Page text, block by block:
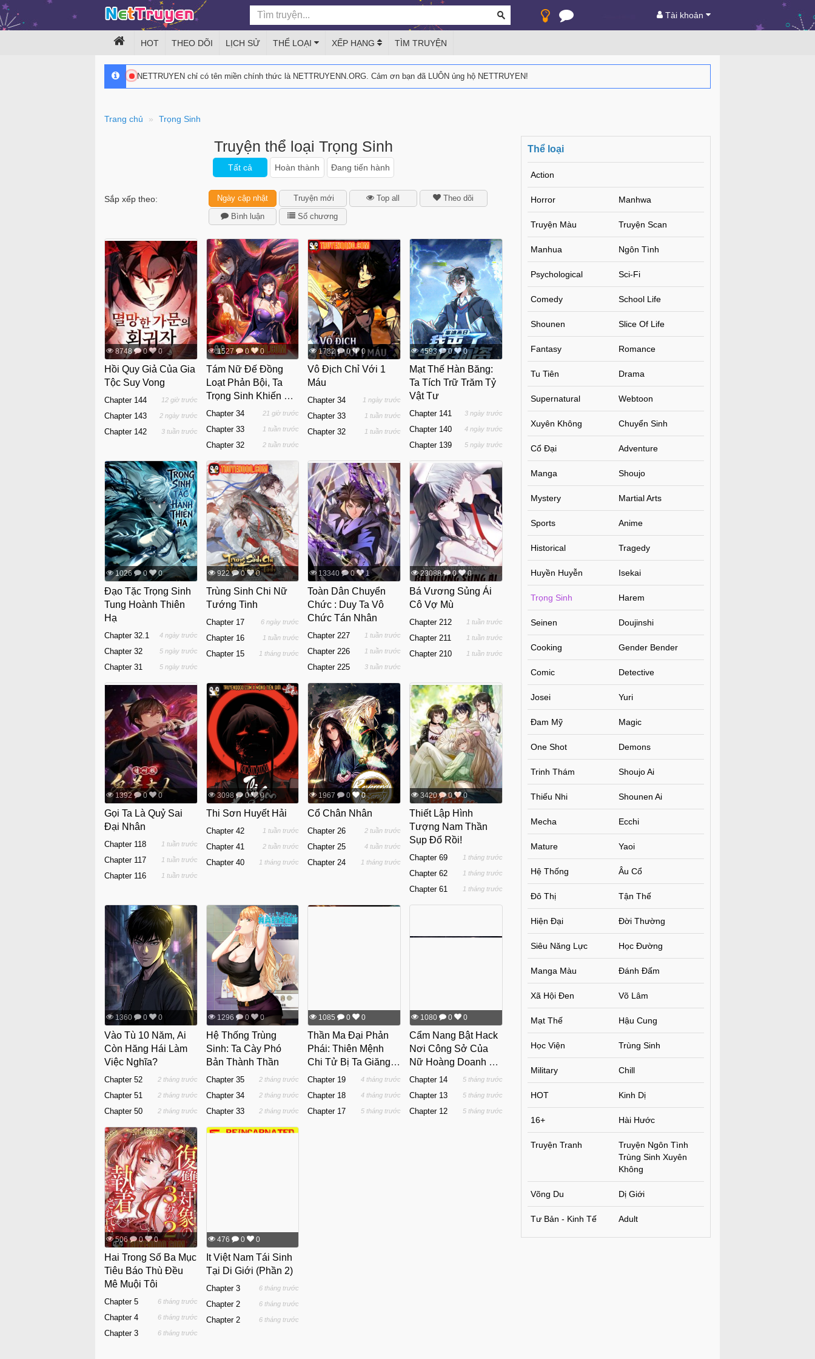
Tài khoản
HOT THEO DÕI LỊCH SỬ THỂ LOẠI XẾP HẠNG TÌM TRUYỆN
NETTRUYEN chỉ có tên miền chính thức là NETTRUYENN.ORG. Cảm ơn bạn đã LUÔN ủng hộ NETTRUYEN!
Trang chủ Trọng Sinh
Truyện thể loại Trọng Sinh
Tất cả Hoàn thành Đang tiến hành
Sắp xếp theo: Ngày cập nhật Truyện mới Top all
Theo dõi
Bình luận
Số chương
8748 0 0
Hồi Quy Giả Của Gia
Tộc Suy Vong
Chapter 144 12 giờ trước
Chapter 143 2 ngày trước
Chapter 142 3 tuần trước
1527 0 0
Tám Nữ Đế Đồng
Loạt Phản Bội, Ta
Trọng Sinh Khiến Họ
Hối Hận Đến Ruột
Chapter 34 21 giờ trước
Chapter 33 1 tuần trước
Chapter 32 2 tuần trước
1782 0 0
Vô Địch Chỉ Với 1
Máu
Chapter 34 1 ngày trước
Chapter 33 1 tuần trước
Chapter 32 1 tuần trước
4593 0 0
Mạt Thế Hàn Băng:
Ta Tích Trữ Trăm Tỷ
Vật Tư
Chapter 141 3 ngày trước
Chapter 140 4 ngày trước
Chapter 139 5 ngày trước
1026 0 0
Đạo Tặc Trọng Sinh
Tung Hoành Thiên
Hạ
Chapter 32.1 4 ngày trước
Chapter 32 5 ngày trước
Chapter 31 5 ngày trước
922 0 0
Trùng Sinh Chi Nữ
Tướng Tinh
Chapter 17 6 ngày trước
Chapter 16 1 tuần trước
Chapter 15 1 tháng trước
13340 0 1
Toàn Dân Chuyển
Chức : Duy Ta Vô
Chức Tán Nhân
Chapter 227 1 tuần trước
Chapter 226 1 tuần trước
Chapter 225 3 tuần trước
23088 0 0
Bá Vương Sủng Ái
Cô Vợ Mù
Chapter 212 1 tuần trước
Chapter 211 1 tuần trước
Chapter 210 1 tuần trước
1392 0 0
Gọi Ta Là Quỷ Sai
Đại Nhân
Chapter 118 1 tuần trước
Chapter 117 1 tuần trước
Chapter 116 1 tuần trước
3098 0 0
Thi Sơn Huyết Hải
Chapter 42 1 tuần trước
Chapter 41 2 tuần trước
Chapter 40 1 tháng trước
1967 0 0
Cổ Chân Nhân
Chapter 26 2 tuần trước
Chapter 25 4 tuần trước
Chapter 24 1 tháng trước
3420 0 0
Thiết Lập Hình
Tượng Nam Thần
Sụp Đổ Rồi!
Chapter 69 1 tháng trước
Chapter 62 1 tháng trước
Chapter 61 1 tháng trước
1360 0 0
Vào Tù 10 Năm, Ai
Còn Hăng Hái Làm
Việc Nghĩa?
Chapter 52 2 tháng trước
Chapter 51 2 tháng trước
Chapter 50 2 tháng trước
1296 0 0
Hệ Thống Trùng
Sinh: Ta Cày Phó
Bản Thành Thần
Chapter 35 2 tháng trước
Chapter 34 2 tháng trước
Chapter 33 2 tháng trước
1085 0 0
Thần Ma Đại Phản
Phái: Thiên Mệnh
Chi Tử Bị Ta Giăng
Bẫy Rồi
Chapter 19 4 tháng trước
Chapter 18 4 tháng trước
Chapter 17 5 tháng trước
1080 0 0
Cẩm Nang Bật Hack
Nơi Công Sở Của
Nữ Hoàng Doanh Số
Trùng Sinh
Chapter 14 5 tháng trước
Chapter 13 5 tháng trước
Chapter 12 5 tháng trước
506 0 0
Hai Trong Số Ba Mục
Tiêu Báo Thù Đều
Mê Muội Tôi
Chapter 5 6 tháng trước
Chapter 4 6 tháng trước
Chapter 3 6 tháng trước
476 0 0
It Việt Nam Tái Sinh
Tại Di Giới (Phần 2)
Chapter 3 6 tháng trước
Chapter 2 6 tháng trước
Chapter 2 6 tháng trước
Thể loại
Action
Horror Manhwa
Truyện Màu Truyện Scan
Manhua Ngôn Tình
Psychological Sci-Fi
Comedy School Life
Shounen Slice Of Life
Fantasy Romance
Tu Tiên Drama
Supernatural Webtoon
Xuyên Không Chuyển Sinh
Cổ Đại Adventure
Manga Shoujo
Mystery Martial Arts
Sports Anime
Historical Tragedy
Huyền Huyễn Isekai
Trọng Sinh Harem
Seinen Doujinshi
Cooking Gender Bender
Comic Detective
Josei Yuri
Đam Mỹ Magic
One Shot Demons
Trinh Thám Shoujo Ai
Thiếu Nhi Shounen Ai
Mecha Ecchi
Mature Yaoi
Hệ Thống Âu Cổ
Đô Thị Tận Thế
Hiện Đại Đời Thường
Siêu Năng Lực Học Đường
Manga Màu Đánh Đấm
Xã Hội Đen Võ Lâm
Mạt Thế Hậu Cung
Học Viện Trùng Sinh
Military Chill
HOT Kinh Dị
16+ Hài Hước
Truyện Tranh
Truyện Ngôn Tình
Trùng Sinh Xuyên
Không
Võng Du Dị Giới
Tư Bản - Kinh Tế Adult